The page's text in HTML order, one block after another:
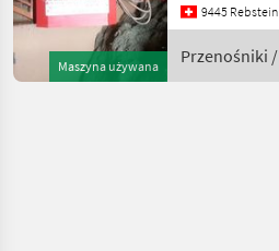
Maraton
Grasmugg
Maszyna używana
9445 Rebstein
Przenośniki /
Stepa